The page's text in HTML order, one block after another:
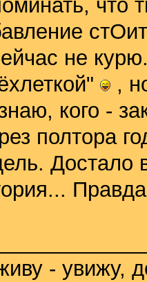
что
не
,
кого -
полтора
Достало
- увижу,